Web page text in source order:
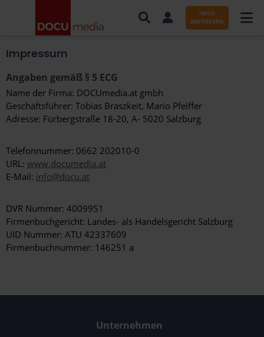
AUFTRÄGE NACH BRANCHE
AUFTRÄGE NACH ORT
SERVICES UND LEISTUNGEN
ÜBER DOCUMEDIA
INFOS
ANFORDERN
Impressum
Angaben gemäß § 5 ECG
Name der Firma: DOCUmedia.at gmbh
Geschäftsführer: Tobias Braszkeit, Mario Pfeiffer
Adresse: Fürbergstraße 18-20, A- 5020 Salzburg
Telefonnummer: 0662 202010-0
URL: www.documedia.at
E-Mail: info@docu.at
DVR Nummer: 4009951
Firmenbuchgericht: Landes- als Handelsgericht Salzburg
UID Nummer: ATU 42337609
Firmenbuchnummer: 146251 a
Unternehmen